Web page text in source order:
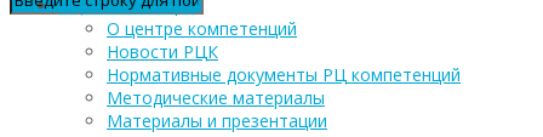
РЦ компетенций
О центре компетенций
Новости РЦК
Нормативные документы РЦ компетенций
Методические материалы
Материалы и презентации